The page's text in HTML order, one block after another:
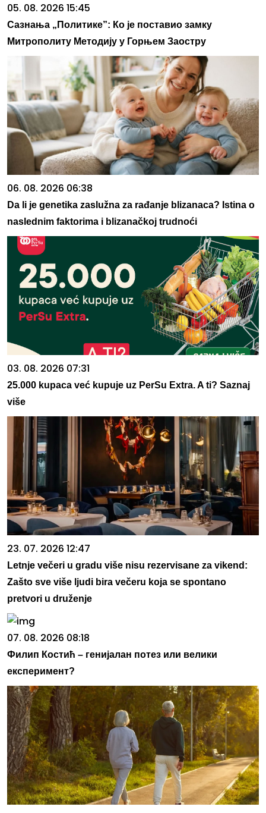
05. 08. 2026 15:45
Сазнања „Политике”: Ко је поставио замку
Митрополиту Методију у Горњем Заостру
06. 08. 2026 06:38
Da li je genetika zaslužna za rađanje blizanaca? Istina o
naslednim faktorima i blizanačkoj trudnoći
03. 08. 2026 07:31
25.000 kupaca već kupuje uz PerSu Extra. A ti? Saznaj
više
23. 07. 2026 12:47
Letnje večeri u gradu više nisu rezervisane za vikend:
Zašto sve više ljudi bira večeru koja se spontano
pretvori u druženje
07. 08. 2026 08:18
Филип Костић – генијалан потез или велики
експеримент?